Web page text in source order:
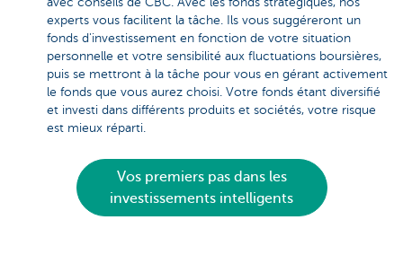
experts vous facilitent la tâche. Ils vous suggéreront un
fonds d'investissement en fonction de votre situation
personnelle et votre sensibilité aux fluctuations boursières,
puis se mettront à la tâche pour vous en gérant activement
le fonds que vous aurez choisi. Votre fonds étant diversifié
et investi dans différents produits et sociétés, votre risque
est mieux réparti.
Vos premiers pas dans les
investissements intelligents